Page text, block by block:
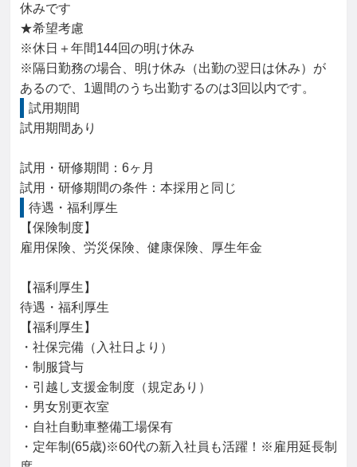
休みです
★希望考慮
※休日＋年間144回の明け休み
※隔日勤務の場合、明け休み（出勤の翌日は休み）が
あるので、1週間のうち出勤するのは3回以内です。
試用期間
試用期間あり
試用・研修期間：6ヶ月
待遇・福利厚生
【保険制度】
雇用保険、労災保険、健康保険、厚生年金
【福利厚生】
待遇・福利厚生
【福利厚生】
・社保完備（入社日より）
・制服貸与
・引越し支援金制度（規定あり）
・男女別更衣室
・自社自動車整備工場保有
・定年制(65歳)※60代の新入社員も活躍！※雇用延長制